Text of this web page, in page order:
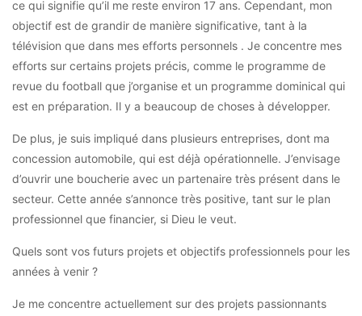
ce qui signifie qu’il me reste environ 17 ans. Cependant, mon
objectif est de grandir de manière significative, tant à la
télévision que dans mes efforts personnels . Je concentre mes
efforts sur certains projets précis, comme le programme de
revue du football que j’organise et un programme dominical qui
est en préparation. Il y a beaucoup de choses à développer.
De plus, je suis impliqué dans plusieurs entreprises, dont ma
concession automobile, qui est déjà opérationnelle. J’envisage
d’ouvrir une boucherie avec un partenaire très présent dans le
secteur. Cette année s’annonce très positive, tant sur le plan
professionnel que financier, si Dieu le veut.
Quels sont vos futurs projets et objectifs professionnels pour les
années à venir ?
Je me concentre actuellement sur des projets passionnants